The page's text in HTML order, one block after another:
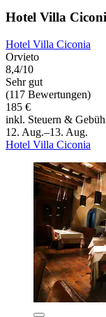
Hotel Villa
Hotel Villa Ciconia
Orvieto
8,4/10
Sehr gut
(117 Bewertungen)
185 €
inkl. Steuern &
12. Aug.–13. Aug.
Hotel Villa Ciconia